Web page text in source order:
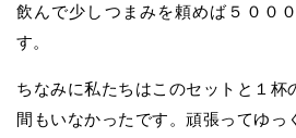
飲んで少しつまみを頼めば５００
す。
ちなみに私たちはこのセットと１杯
間もいなかったです。頑張ってゆっ